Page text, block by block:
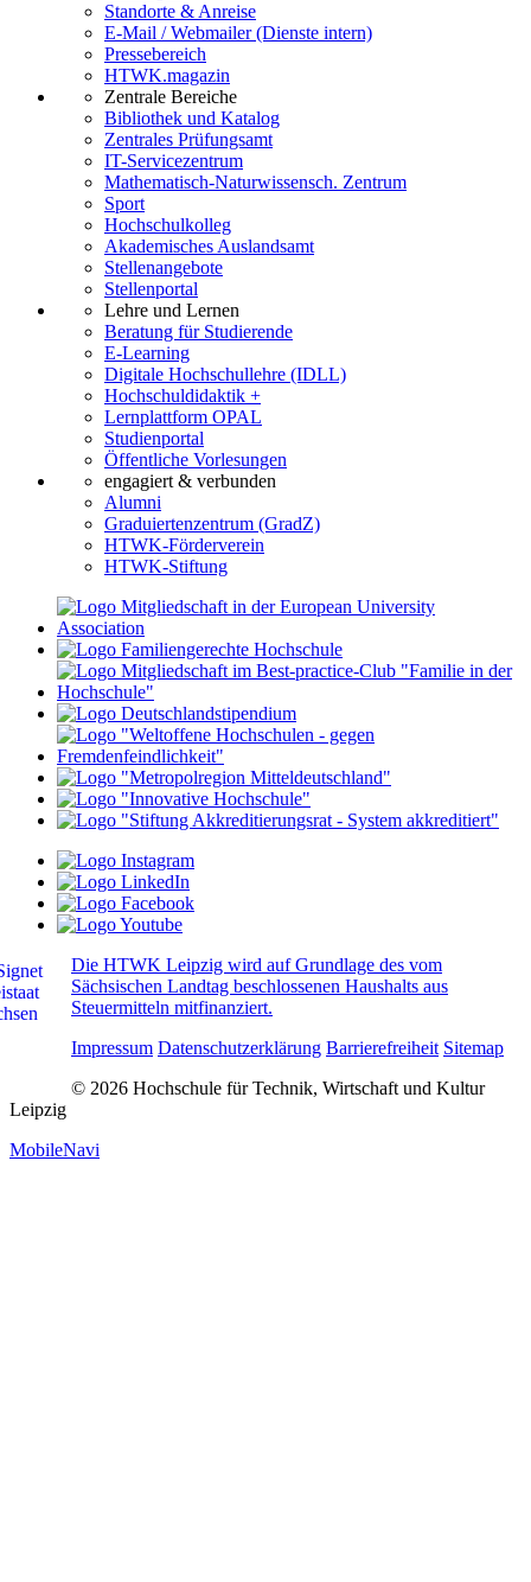
Standorte & Anreise
E-Mail / Webmailer (Dienste intern)
Pressebereich
HTWK.magazin
Zentrale Bereiche
Bibliothek und Katalog
Zentrales Prüfungsamt
IT-Servicezentrum
Mathematisch-Naturwissensch. Zentrum
Sport
Hochschulkolleg
Akademisches Auslandsamt
Stellenangebote
Stellenportal
Lehre und Lernen
Beratung für Studierende
E-Learning
Digitale Hochschullehre (IDLL)
Hochschuldidaktik +
Lernplattform OPAL
Studienportal
Öffentliche Vorlesungen
engagiert & verbunden
Alumni
Graduiertenzentrum (GradZ)
HTWK-Förderverein
HTWK-Stiftung
Die HTWK Leipzig wird auf Grundlage des vom
Sächsischen Landtag beschlossenen Haushalts aus
Steuermitteln mitfinanziert.
Impressum Datenschutzerklärung Barrierefreiheit Sitemap
© 2026 Hochschule für Technik, Wirtschaft und Kultur
Leipzig
MobileNavi